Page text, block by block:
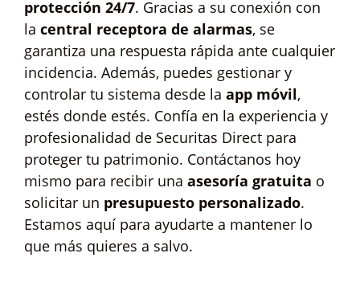
protección 24/7. Gracias a su conexión con
la central receptora de alarmas, se
garantiza una respuesta rápida ante cualquier
incidencia. Además, puedes gestionar y
controlar tu sistema desde la app móvil,
estés donde estés. Confía en la experiencia y
profesionalidad de Securitas Direct para
proteger tu patrimonio. Contáctanos hoy
mismo para recibir una asesoría gratuita o
solicitar un presupuesto personalizado.
Estamos aquí para ayudarte a mantener lo
que más quieres a salvo.